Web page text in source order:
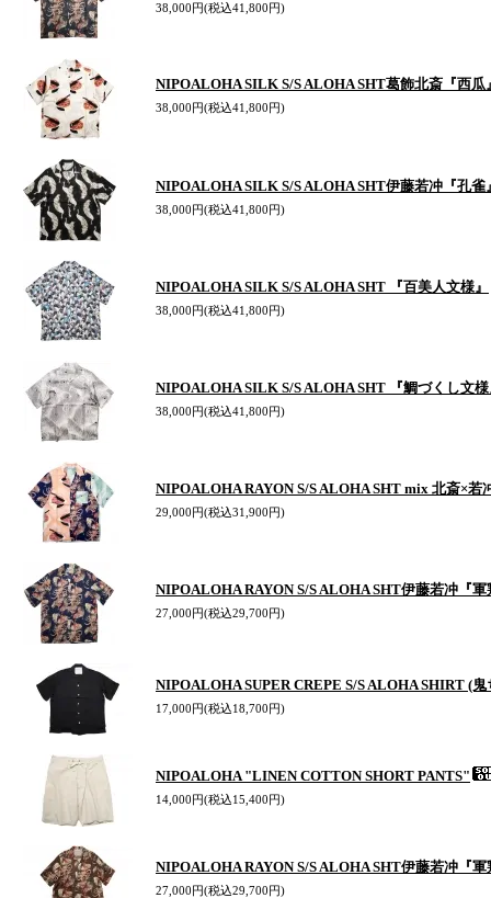
38,000円(税込41,800円)
NIPOALOHA SILK S/S ALOHA SHT葛飾北斎『西瓜
38,000円(税込41,800円)
NIPOALOHA SILK S/S ALOHA SHT伊藤若冲『孔雀
38,000円(税込41,800円)
NIPOALOHA SILK S/S ALOHA SHT 『百美人文様』
38,000円(税込41,800円)
NIPOALOHA SILK S/S ALOHA SHT 『鯛づくし文
38,000円(税込41,800円)
NIPOALOHA RAYON S/S ALOHA SHT mix 北斎×若
29,000円(税込31,900円)
NIPOALOHA RAYON S/S ALOHA SHT伊藤若冲『軍
27,000円(税込29,700円)
NIPOALOHA SUPER CREPE S/S ALOHA SHIRT (
17,000円(税込18,700円)
NIPOALOHA "LINEN COTTON SHORT PANTS"
14,000円(税込15,400円)
NIPOALOHA RAYON S/S ALOHA SHT伊藤若冲『軍
27,000円(税込29,700円)